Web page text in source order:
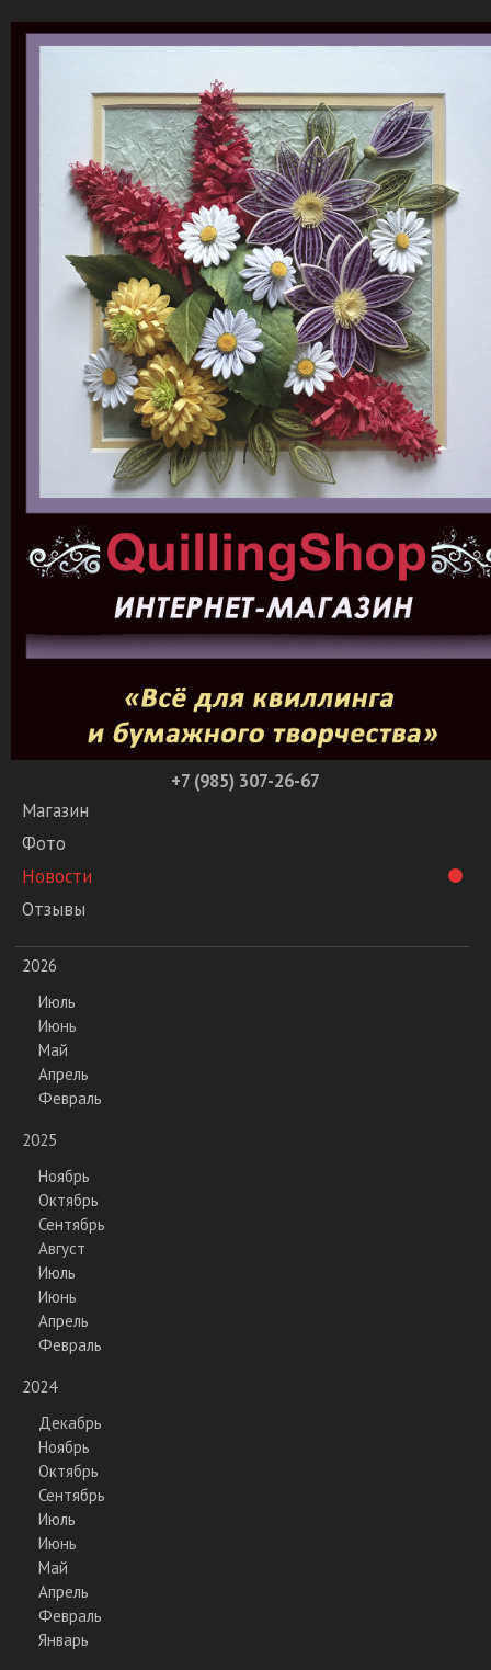
+7 (985) 307-26-67
Магазин
Фото
Новости
Отзывы
2026
Июль
Июнь
Май
Апрель
Февраль
2025
Ноябрь
Октябрь
Сентябрь
Август
Июль
Июнь
Апрель
Февраль
2024
Декабрь
Ноябрь
Октябрь
Сентябрь
Июль
Июнь
Май
Апрель
Февраль
Январь